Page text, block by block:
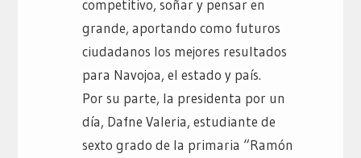
competitivo, soñar y pensar en
grande, aportando como futuros
ciudadanos los mejores resultados
para Navojoa, el estado y país.
Por su parte, la presidenta por un
día, Dafne Valeria, estudiante de
sexto grado de la primaria “Ramón